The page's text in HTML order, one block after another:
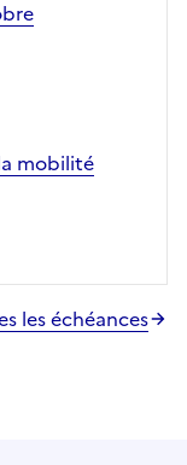
mobilité
les échéances